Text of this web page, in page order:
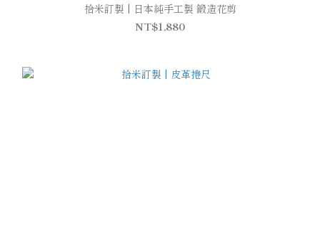
拾米訂製 | 日本純手工製 鍛造花剪
NT$1,880